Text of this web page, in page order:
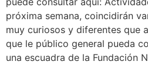
próxima semana, coincidirán
muy curiosos y diferentes que
que le público general pueda
una escuadra de la Fundación